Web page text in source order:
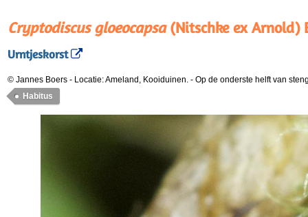
Cryptodiscus gloeocapsa(Nitschke ex Arnold)
Urntjeskorst
© Jannes Boers - Locatie: Ameland, Kooiduinen. - Op de onderste helft van
Habitus